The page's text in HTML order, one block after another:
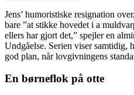
Jens’ humoristiske resignation
bare ”at stikke hovedet i a
ellers har gjort det,” spejler en
Undgåelse. Serien viser samtidig,
god plan, når lovgivningens
En børneflok på otte